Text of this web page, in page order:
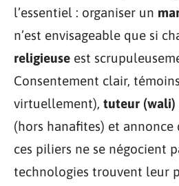
l’essentiel : organiser un
n’est envisageable que si
religieuse est
Consentement clair,
virtuellement), tuteur (wali)
(hors hanafites) et annonce
ces piliers ne se négocient
technologies trouvent leur